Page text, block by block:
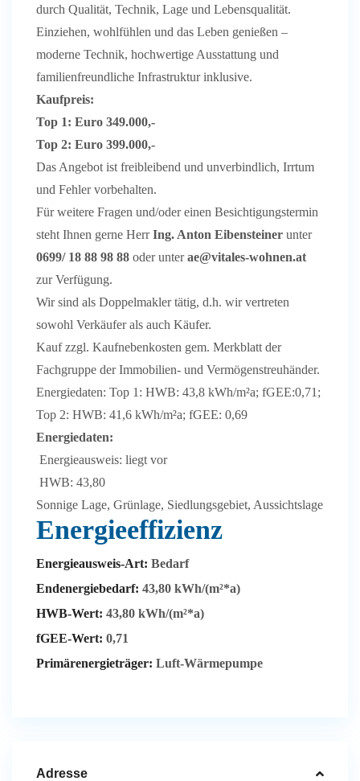
durch Qualität, Technik, Lage und Lebensqualität.
Einziehen, wohlfühlen und das Leben genießen –
moderne Technik, hochwertige Ausstattung und
familienfreundliche Infrastruktur inklusive.
Kaufpreis:
Top 1: Euro 349.000,-
Top 2: Euro 399.000,-
Das Angebot ist freibleibend und unverbindlich, Irrtum
und Fehler vorbehalten.
Für weitere Fragen und/oder einen Besichtigungstermin
steht Ihnen gerne HerrIng. Anton Eibensteiner unter
0699/ 18 88 98 88 oder unterae@vitales-wohnen.at
zur Verfügung.
Wir sind als Doppelmakler tätig, d.h. wir vertreten
sowohl Verkäufer als auch Käufer.
Kauf zzgl. Kaufnebenkosten gem. Merkblatt der
Fachgruppe der Immobilien- und Vermögenstreuhänder.
Energiedaten: Top 1: HWB: 43,8 kWh/m²a; fGEE:0,71;
Top 2: HWB: 41,6 kWh/m²a; fGEE: 0,69
Energiedaten:
Energieausweis: liegt vor
HWB: 43,80
Sonnige Lage, Grünlage, Siedlungsgebiet, Aussichtslage
Energieeffizienz
Energieausweis-Art: Bedarf
Endenergiebedarf: 43,80 kWh/(m²*a)
HWB-Wert: 43,80 kWh/(m²*a)
fGEE-Wert: 0,71
Primärenergieträger: Luft-Wärmepumpe
Adresse